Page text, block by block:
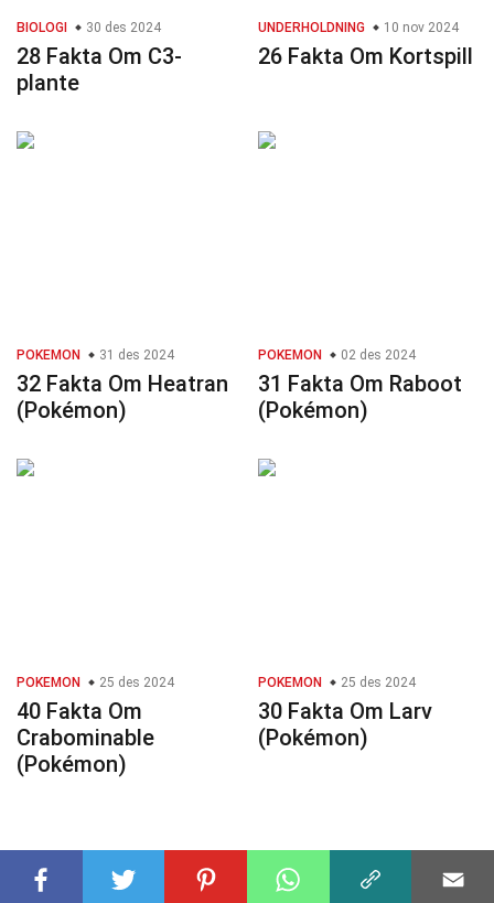
BIOLOGI 30 des 2024
28 Fakta Om C3-
plante
UNDERHOLDNING 10 nov 2024
26 Fakta Om Kortspill
POKEMON 31 des 2024
32 Fakta Om Heatran
(Pokémon)
POKEMON 02 des 2024
31 Fakta Om Raboot
(Pokémon)
POKEMON 25 des 2024
40 Fakta Om
Crabominable
(Pokémon)
POKEMON 25 des 2024
30 Fakta Om Larv
(Pokémon)